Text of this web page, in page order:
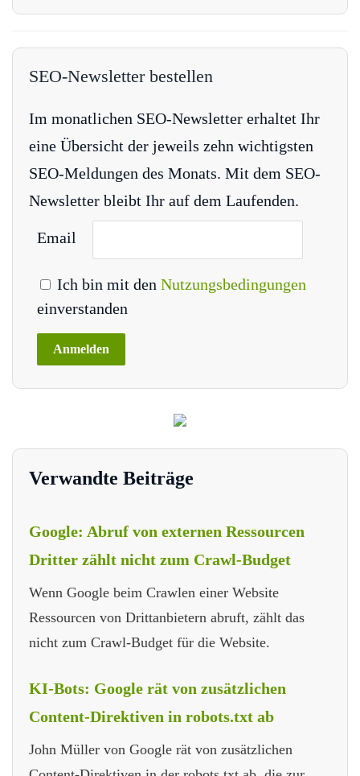
SEO-Newsletter bestellen
Im monatlichen SEO-Newsletter erhaltet Ihr
eine Übersicht der jeweils zehn wichtigsten
SEO-Meldungen des Monats. Mit dem SEO-
Newsletter bleibt Ihr auf dem Laufenden.
Email
Ich bin mit den Nutzungsbedingungen
einverstanden
Verwandte Beiträge
Google: Abruf von externen Ressourcen
Dritter zählt nicht zum Crawl-Budget
Wenn Google beim Crawlen einer Website
Ressourcen von Drittanbietern abruft, zählt das
nicht zum Crawl-Budget für die Website.
KI-Bots: Google rät von zusätzlichen
Content-Direktiven in robots.txt ab
John Müller von Google rät von zusätzlichen